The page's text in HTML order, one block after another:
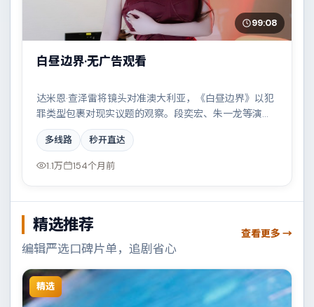
99:08
白昼边界·无广告观看
达米恩·查泽雷将镜头对准澳大利亚，《白昼边界》以犯
罪类型包裹对现实议题的观察。段奕宏、朱一龙等演员
的表演层次丰富，一场看似偶然的事故牵出陈年秘辛。
全片在类型元素与人文关怀之间取得平衡。
多线路 秒开直达
1.1万 154个月前
精选推荐
编辑严选口碑片单，追剧省心
查看更多 →
精选